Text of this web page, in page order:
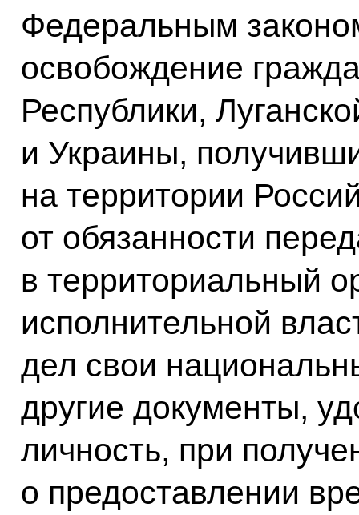
Федеральным
освобождение
Республики,
и Украины,
на территории
от обязанности
в территориальный
исполнительной
дел свои
другие документы,
личность, при
о предоставлении